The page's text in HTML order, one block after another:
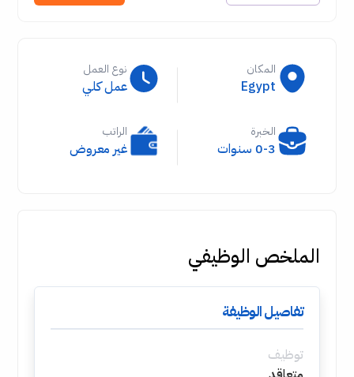
المكان
Egypt
نوع العمل
عمل كلي
الخبرة
0-3 سنوات
الراتب
غير معروض
الملخص الوظيفي
تفاصيل الوظيفة
توظيف